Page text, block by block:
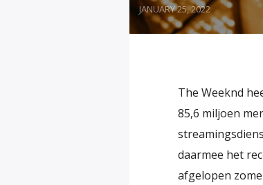
JANUARY 25, 2022
The Weeknd
85,6 miljoen
daarmee het
afgelopen